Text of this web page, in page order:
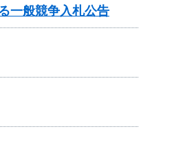
一般競争入札公告